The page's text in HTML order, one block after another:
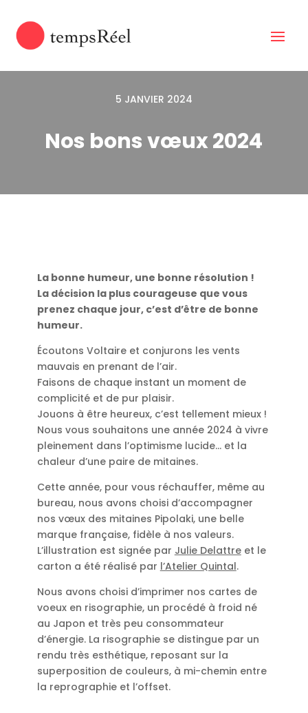
5 JANVIER 2024
Nos bons vœux 2024
La bonne humeur, une bonne résolution !
La décision la plus courageuse que vous
prenez chaque jour, c’est d’être de bonne
humeur.
Écoutons Voltaire et conjurons les vents
mauvais en prenant de l’air.
Faisons de chaque instant un moment de
complicité et de pur plaisir.
Jouons à être heureux, c’est tellement mieux !
Nous vous souhaitons une année 2024 à vivre
pleinement dans l’optimisme lucide… et la
chaleur d’une paire de mitaines.
Cette année, pour vous réchauffer, même au
bureau, nous avons choisi d’accompagner
nos vœux des mitaines Pipolaki, une belle
marque française, fidèle à nos valeurs.
L’illustration est signée par Julie Delattreet le
carton a été réalisé par l’Atelier Quintal.
Nous avons choisi d’imprimer nos cartes de
voeux en risographie, un procédé à froid né
au Japon et très peu consommateur
d’énergie. La risographie se distingue par un
rendu très esthétique, reposant sur la
superposition de couleurs, à mi-chemin entre
la reprographie et l’offset.